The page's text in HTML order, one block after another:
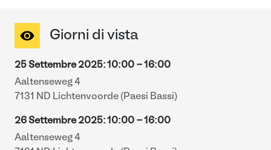
Giorni di vista
25 Settembre 2025: 10:00 - 16:00
Aaltenseweg 4
7131 ND Lichtenvoorde (Paesi Bassi)
26 Settembre 2025: 10:00 - 16:00
Aaltenseweg 4